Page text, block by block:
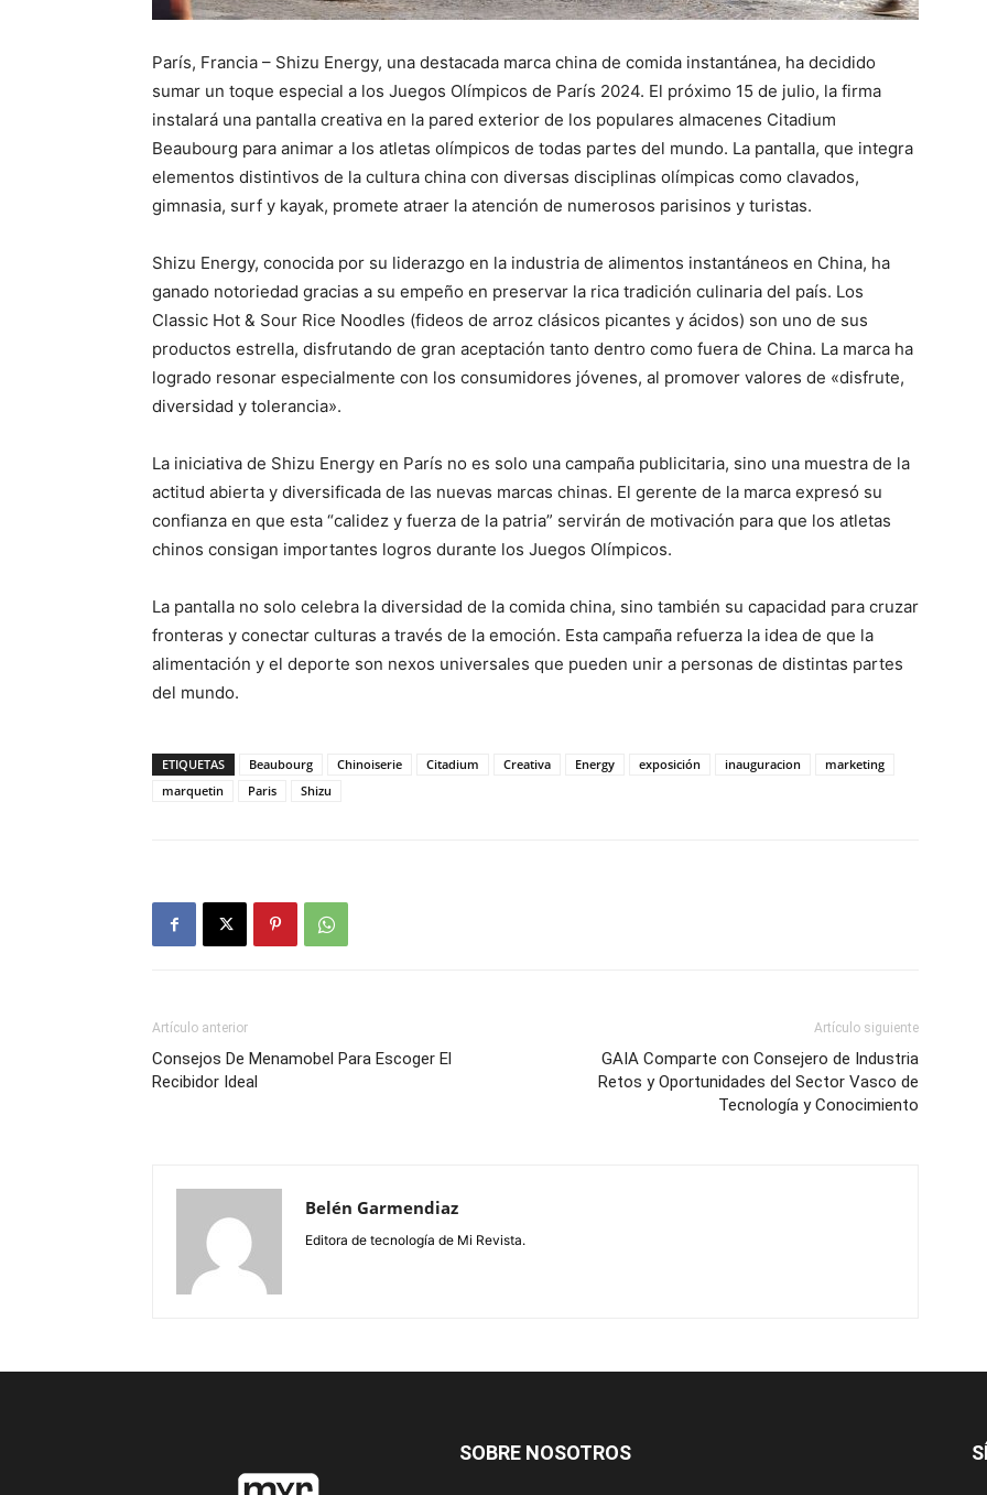
París, Francia – Shizu Energy, una destacada marca china de comida instantánea, ha decidido
sumar un toque especial a los Juegos Olímpicos de París 2024. El próximo 15 de julio, la firma
instalará una pantalla creativa en la pared exterior de los populares almacenes Citadium
Beaubourg para animar a los atletas olímpicos de todas partes del mundo. La pantalla, que integra
elementos distintivos de la cultura china con diversas disciplinas olímpicas como clavados,
gimnasia, surf y kayak, promete atraer la atención de numerosos parisinos y turistas.
Shizu Energy, conocida por su liderazgo en la industria de alimentos instantáneos en China, ha
ganado notoriedad gracias a su empeño en preservar la rica tradición culinaria del país. Los
Classic Hot & Sour Rice Noodles (fideos de arroz clásicos picantes y ácidos) son uno de sus
productos estrella, disfrutando de gran aceptación tanto dentro como fuera de China. La marca ha
logrado resonar especialmente con los consumidores jóvenes, al promover valores de «disfrute,
diversidad y tolerancia».
La iniciativa de Shizu Energy en París no es solo una campaña publicitaria, sino una muestra de la
actitud abierta y diversificada de las nuevas marcas chinas. El gerente de la marca expresó su
confianza en que esta “calidez y fuerza de la patria” servirán de motivación para que los atletas
chinos consigan importantes logros durante los Juegos Olímpicos.
La pantalla no solo celebra la diversidad de la comida china, sino también su capacidad para cruzar
fronteras y conectar culturas a través de la emoción. Esta campaña refuerza la idea de que la
alimentación y el deporte son nexos universales que pueden unir a personas de distintas partes
del mundo.
ETIQUETAS Beaubourg Chinoiserie Citadium Creativa Energy exposición inauguracion
marketing
marquetin
Paris Shizu
Artículo anterior
Consejos De Menamobel Para Escoger El
Recibidor Ideal
Artículo siguiente
GAIA Comparte con Consejero de Industria
Retos y Oportunidades del Sector Vasco de
Tecnología y Conocimiento
Belén Garmendiaz
Editora de tecnología de Mi Revista.
SOBRE NOSOTROS